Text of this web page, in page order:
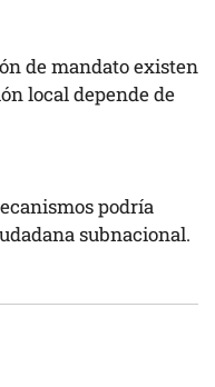
de mandato existen
local depende de
podría
subnacional.